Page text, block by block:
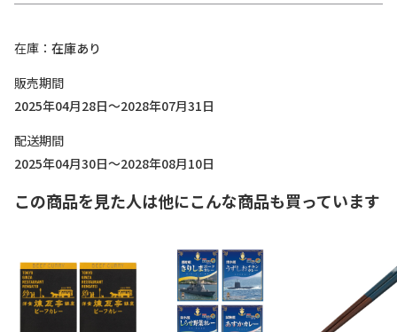
在庫
在庫あり
販売期間
2025年04月28日～2028年07月31日
配送期間
2025年04月30日～2028年08月10日
この商品を見た人は他にこんな商品も買っています